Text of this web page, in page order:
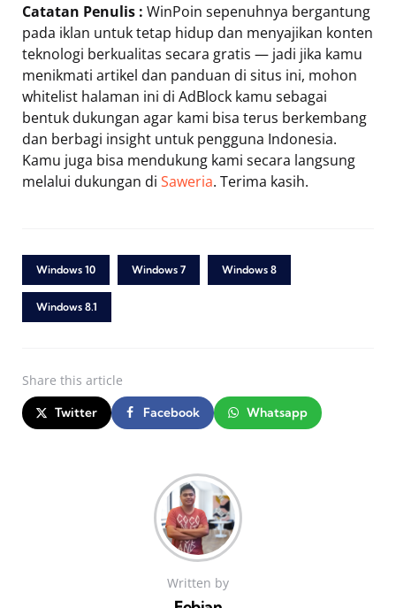
Catatan Penulis : WinPoin sepenuhnya bergantung
pada iklan untuk tetap hidup dan menyajikan konten
teknologi berkualitas secara gratis — jadi jika kamu
menikmati artikel dan panduan di situs ini, mohon
whitelist halaman ini di AdBlock kamu sebagai
bentuk dukungan agar kami bisa terus berkembang
dan berbagi insight untuk pengguna Indonesia.
Kamu juga bisa mendukung kami secara langsung
melalui dukungan di Saweria. Terima kasih.
Windows 10 Windows 7 Windows 8
Windows 8.1
Share this article
Twitter Facebook Whatsapp
Written by